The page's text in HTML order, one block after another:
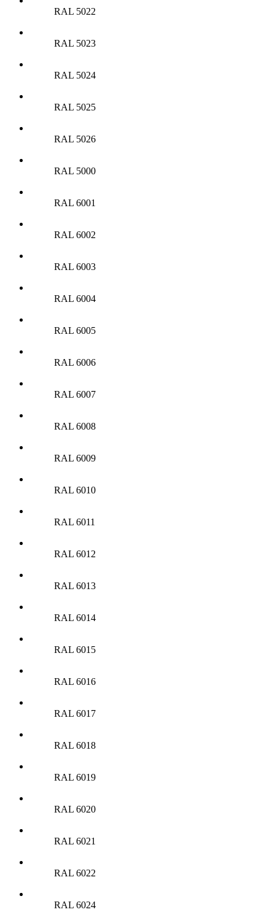
RAL 5022
RAL 5023
RAL 5024
RAL 5025
RAL 5026
RAL 5000
RAL 6001
RAL 6002
RAL 6003
RAL 6004
RAL 6005
RAL 6006
RAL 6007
RAL 6008
RAL 6009
RAL 6010
RAL 6011
RAL 6012
RAL 6013
RAL 6014
RAL 6015
RAL 6016
RAL 6017
RAL 6018
RAL 6019
RAL 6020
RAL 6021
RAL 6022
RAL 6024